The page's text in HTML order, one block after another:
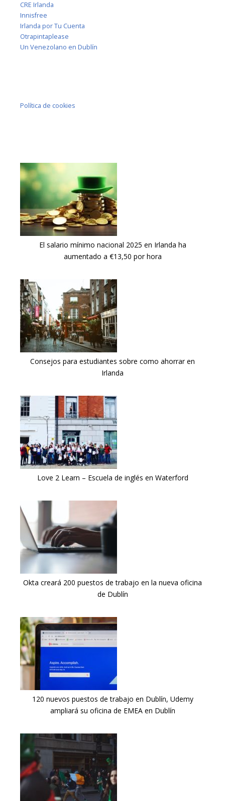
CRE Irlanda
Innisfree
Irlanda por Tu Cuenta
Otrapintaplease
Un Venezolano en Dublín
Política de cookies
El salario mínimo nacional 2025 en Irlanda ha
aumentado a €13,50 por hora
Consejos para estudiantes sobre como ahorrar en
Irlanda
Love 2 Learn – Escuela de inglés en Waterford
Okta creará 200 puestos de trabajo en la nueva oficina
de Dublín
120 nuevos puestos de trabajo en Dublín, Udemy
ampliará su oficina de EMEA en Dublín